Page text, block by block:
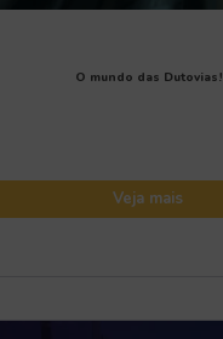
O mundo das Dutovias!
Veja mais